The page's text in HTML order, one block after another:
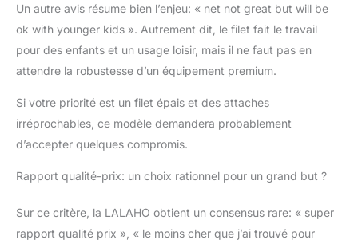
Un autre avis résume bien l’enjeu: « net not great but will be
ok with younger kids ». Autrement dit, le filet fait le travail
pour des enfants et un usage loisir, mais il ne faut pas en
attendre la robustesse d’un équipement premium.
Si votre priorité est un filet épais et des attaches
irréprochables, ce modèle demandera probablement
d’accepter quelques compromis.
Rapport qualité-prix: un choix rationnel pour un grand but ?
Sur ce critère, la LALAHO obtient un consensus rare: « super
rapport qualité prix », « le moins cher que j’ai trouvé pour